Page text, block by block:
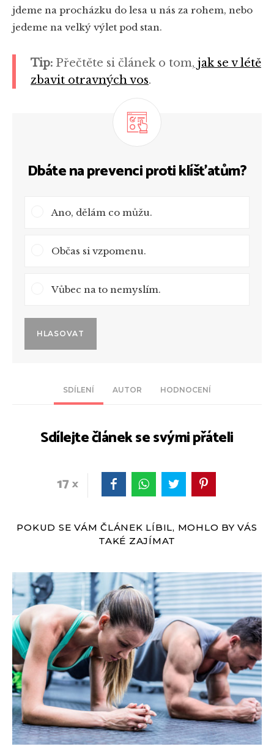
SDÍLENÍ AUTOR HODNOCENÍ
Sdílejte článek se svými přáteli
17
jdeme na procházku do lesa u nás za rohem, nebo
jedeme na velký výlet pod stan.
Tip: Přečtěte si článek o tom, jak se v létě
zbavit otravných vos.
Dbáte na prevenci proti klíšťatům?
Ano, dělám co můžu.
Občas si vzpomenu.
Vůbec na to nemyslím.
HLASOVAT
POKUD SE VÁM ČLÁNEK LÍBIL, MOHLO BY VÁS
TAKÉ ZAJÍMAT